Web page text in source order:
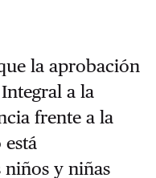
la aprobación
a la
frente a la
y niñas